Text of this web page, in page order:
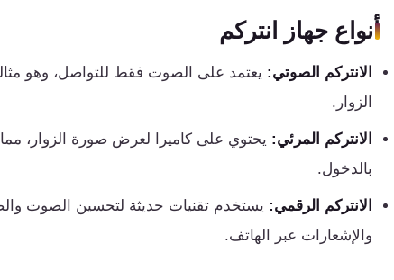
أنواع جهاز انتركم
الانتركم الصوتي: يعتمد على الصوت فقط للتواصل، وهو
الزوار.
الانتركم المرئي: يحتوي على كاميرا لعرض صورة الزوار،
بالدخول.
الانتركم الرقمي: يستخدم تقنيات حديثة لتحسين الصوت
والإشعارات عبر الهاتف.
أنظمة
السرقة
أنظمة
الحريق
أكسيس